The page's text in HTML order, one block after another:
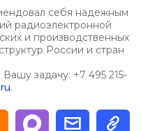
себя надежным
радиоэлектронной
и производственных
России и стран
задачу: +7 495 215-
.